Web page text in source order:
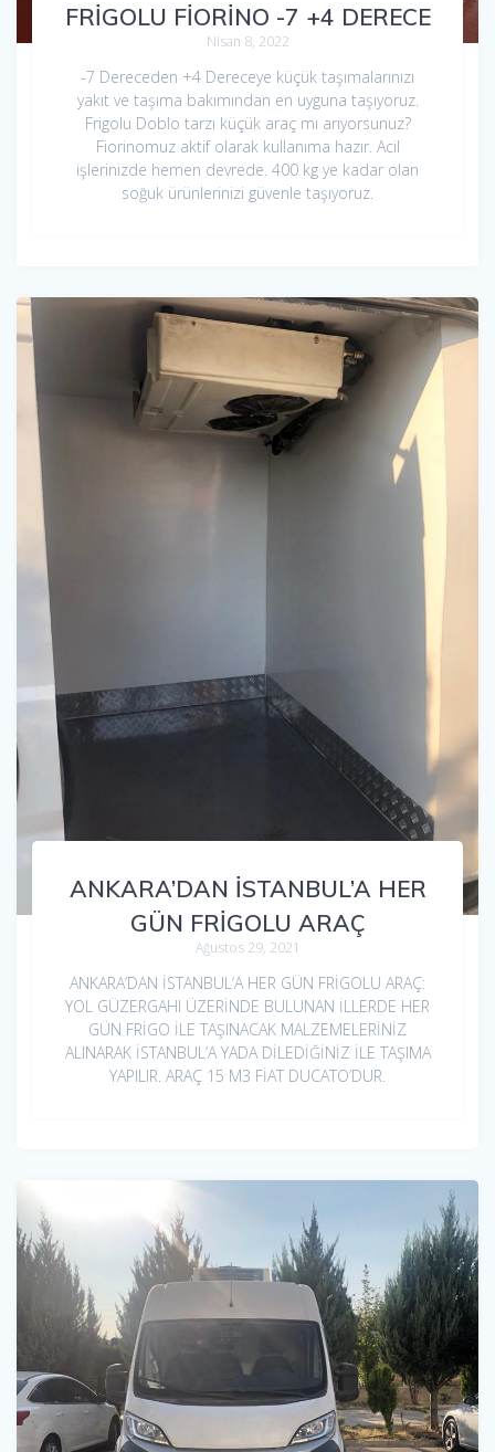
FRİGOLU FİORİNO -7 +4 DERECE
Nisan 8, 2022
-7 Dereceden +4 Dereceye küçük taşımalarınızı
yakıt ve taşıma bakımından en uyguna taşıyoruz.
Frigolu Doblo tarzı küçük araç mı arıyorsunuz?
Fiorinomuz aktif olarak kullanıma hazır. Acil
işlerinizde hemen devrede. 400 kg ye kadar olan
soğuk ürünlerinizi güvenle taşıyoruz.
ANKARA’DAN İSTANBUL’A HER
GÜN FRİGOLU ARAÇ
Ağustos 29, 2021
ANKARA’DAN İSTANBUL’A HER GÜN FRİGOLU ARAÇ:
YOL GÜZERGAHI ÜZERİNDE BULUNAN İLLERDE HER
GÜN FRİGO İLE TAŞINACAK MALZEMELERİNİZ
ALINARAK İSTANBUL’A YADA DİLEDİĞİNİZ İLE TAŞIMA
YAPILIR. ARAÇ 15 M3 FİAT DUCATO’DUR.